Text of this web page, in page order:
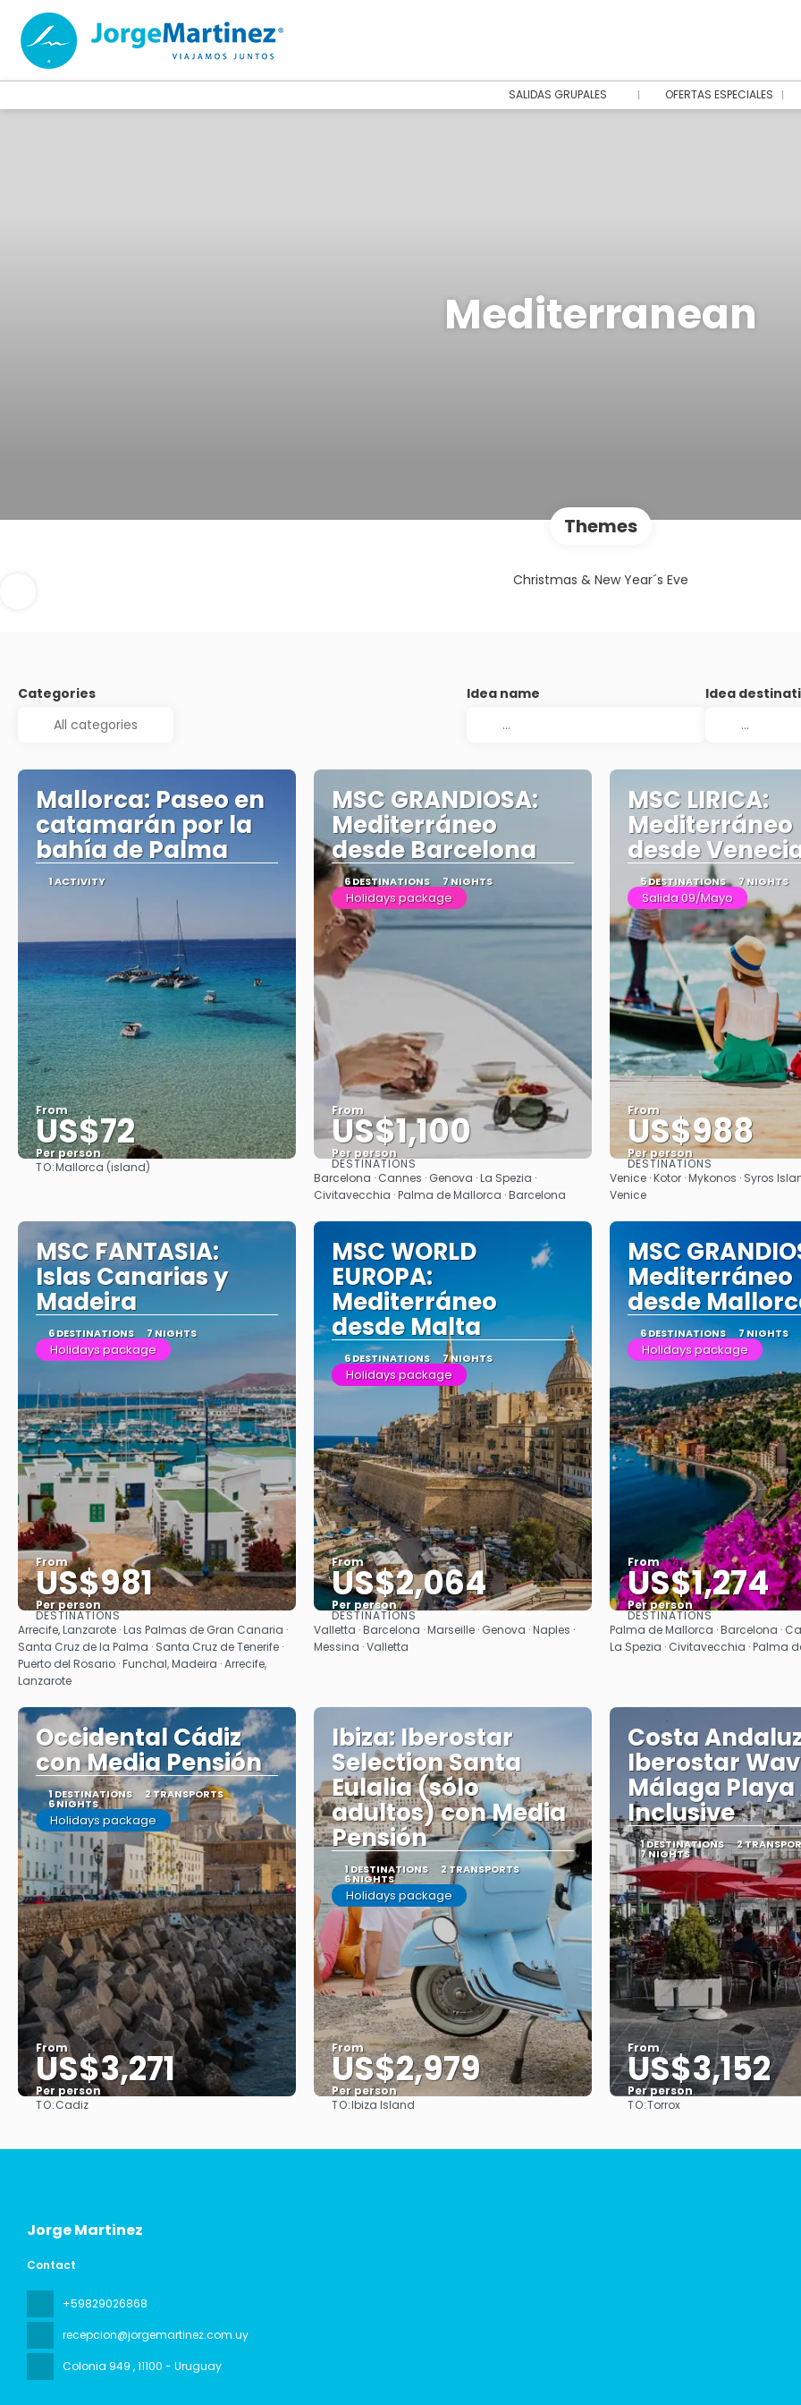
SALIDAS GRUPALES OFERTAS ESPECIALES
Mediterranean
Themes
Christmas & New Year´s Eve
Categories Idea name Idea
Mallorca: Paseo en
catamarán por la
bahía de Palma
1 ACTIVITY
From
US$72
Per person
See
TO:Mallorca (island)
MSC GRANDIOSA:
Mediterráneo
desde Barcelona
6 DESTINATIONS 7 NIGHTS
Holidays package
From
US$1,100
Per person
See
DESTINATIONS
Barcelona · Cannes · Genova · La Spezia ·
Civitavecchia · Palma de Mallorca · Barcelona
MSC LIRICA:
Mediterráneo
desde
5 DESTINATIONS 7 NIGHTS
Salida 09/Mayo
From
US$988
Per person
See
DESTINATIONS
Venice · Kotor · Mykonos · Syros
Venice
MSC FANTASIA:
Islas Canarias y
Madeira
6 DESTINATIONS 7 NIGHTS
Holidays package
From
US$981
Per person
See
DESTINATIONS
Arrecife, Lanzarote · Las Palmas de Gran Canaria ·
Santa Cruz de la Palma · Santa Cruz de Tenerife ·
Puerto del Rosario · Funchal, Madeira · Arrecife,
Lanzarote
MSC WORLD
EUROPA:
Mediterráneo
desde Malta
6 DESTINATIONS 7 NIGHTS
Holidays package
From
US$2,064
Per person
See
DESTINATIONS
Valletta · Barcelona · Marseille · Genova · Naples ·
Messina · Valletta
MSC
Mediterráneo
desde
6 DESTINATIONS 7 NIGHTS
Holidays package
From
US$1,274
Per person
See
DESTINATIONS
Palma de Mallorca · Barcelona ·
La Spezia · Civitavecchia · Palma
Occidental Cádiz
con Media Pensión
1 DESTINATIONS 2 TRANSPORTS
6 NIGHTS
Holidays package
From
US$3,271
Per person
TO:Cadiz
Ibiza: Iberostar
Selection Santa
Eulalia (sólo
adultos) con Media
Pensión
1 DESTINATIONS 2 TRANSPORTS
6 NIGHTS
Holidays package
From
US$2,979
Per person
TO:Ibiza Island
Costa
Iberostar
Málaga Playa
Inclusive
1 DESTINATIONS 2
7 NIGHTS
From
US$3,152
Per person
TO:Torrox
Jorge Martinez
Contact
+59829026868
recepcion@jorgemartinez.com.uy
Colonia 949 , 11100 - Uruguay